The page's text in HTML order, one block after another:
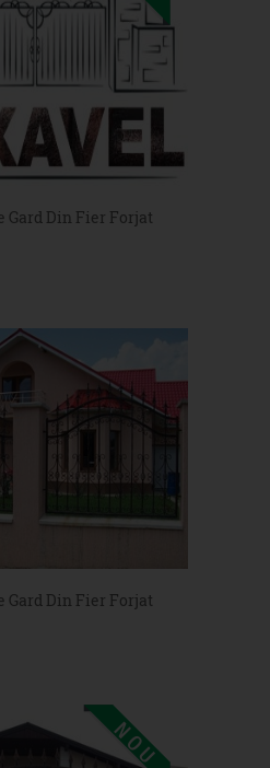
Gard Din Fier Forjat
Gard Din Fier Forjat